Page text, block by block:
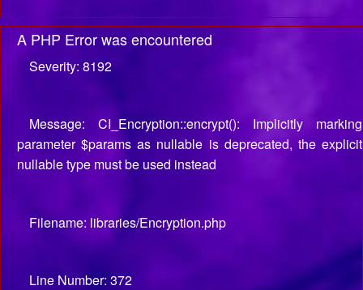
A PHP Error was encountered
Severity: 8192
Message: CI_Encryption::encrypt(): Implicitly marking
parameter $params as nullable is deprecated, the explicit
nullable type must be used instead
Filename: libraries/Encryption.php
Line Number: 372